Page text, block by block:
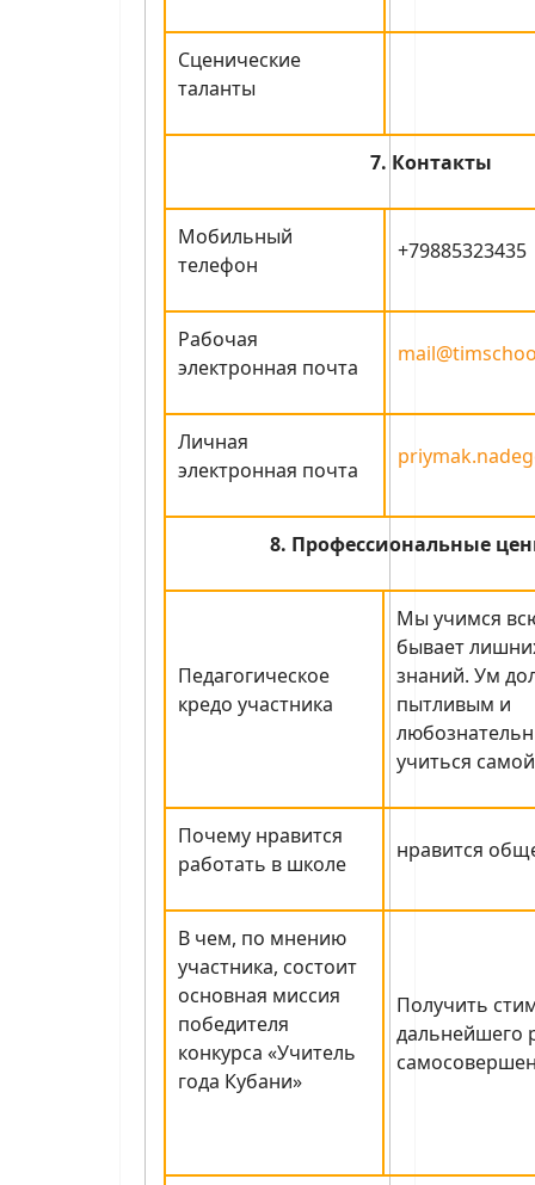
Сценические
таланты
7. Контакты
Мобильный
телефон
+79885323435
Рабочая
электронная почта
Личная
электронная почта
8. Профессиональные
Педагогическое
кредо участника
Мы учимся
бывает
знаний. Ум
пытливым и
учиться
Почему нравится
работать в школе
нравится
В чем, по мнению
участника, состоит
основная миссия
победителя
конкурса «Учитель
года Кубани»
Получить
дальнейшего